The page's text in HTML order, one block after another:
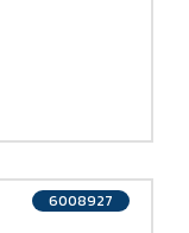
6008927